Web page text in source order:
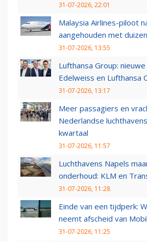
31-07-2026, 22:01
Malaysia Airlines-piloot
aangehouden met
31-07-2026, 13:55
Lufthansa Group: nieuwe
Edelweiss en Lufthansa
31-07-2026, 13:17
Meer passagiers en
Nederlandse
kwartaal
31-07-2026, 11:57
Luchthavens Napels
onderhoud: KLM en
31-07-2026, 11:28
Einde van een tijdperk:
neemt afscheid van
31-07-2026, 11:25